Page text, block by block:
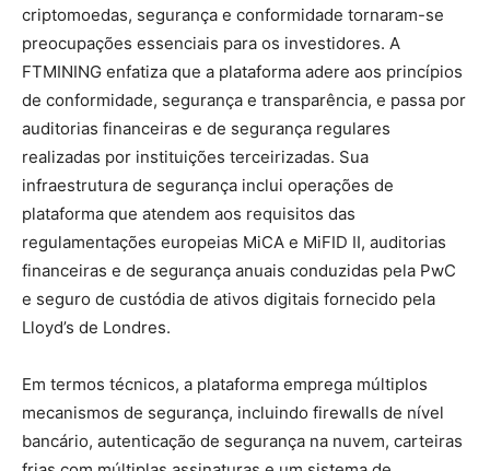
criptomoedas, segurança e conformidade tornaram-se
preocupações essenciais para os investidores. A
FTMINING enfatiza que a plataforma adere aos princípios
de conformidade, segurança e transparência, e passa por
auditorias financeiras e de segurança regulares
realizadas por instituições terceirizadas. Sua
infraestrutura de segurança inclui operações de
plataforma que atendem aos requisitos das
regulamentações europeias MiCA e MiFID II, auditorias
financeiras e de segurança anuais conduzidas pela PwC
e seguro de custódia de ativos digitais fornecido pela
Lloyd’s de Londres.
Em termos técnicos, a plataforma emprega múltiplos
mecanismos de segurança, incluindo firewalls de nível
bancário, autenticação de segurança na nuvem, carteiras